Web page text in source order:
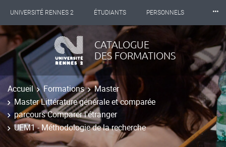
UNIVERSITÉ RENNES 2 ÉTUDIANTS PERSONNELS
INTERNATIONAL PROFESSIONNELS BIBLIOTHÈQUES
LES NOUVELLES DE RENNES 2
⸱⸱⸱
CATALOGUE
DES FORMATIONS
Accueil Formations
Master
Master Littérature générale et comparée
parcours Comparer l'étranger
UEM1 - Méthodologie de la recherche